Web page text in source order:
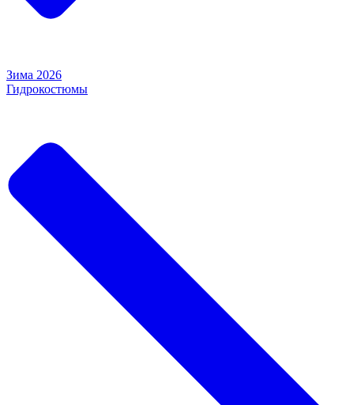
Зима 2026
Гидрокостюмы